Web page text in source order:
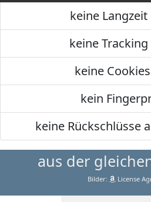
keine Langzeit
keine
keine
kein
keine Rückschlüsse
aus der
Bilder: License